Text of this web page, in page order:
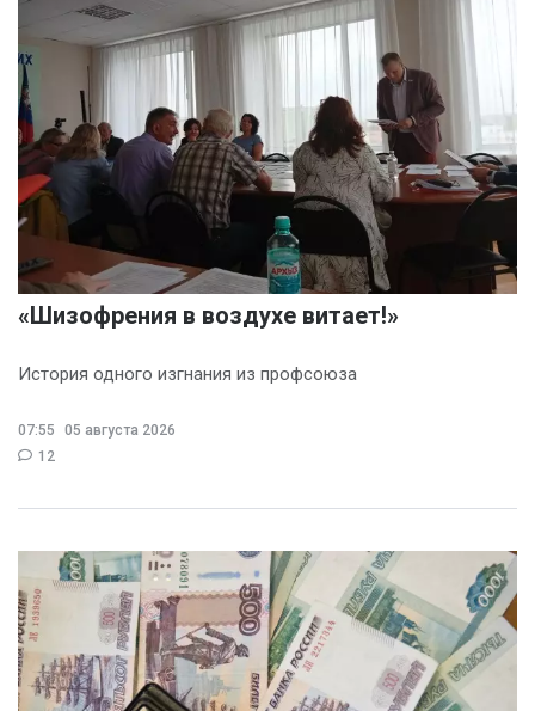
«Шизофрения в воздухе витает!»
История одного изгнания из профсоюза
07:55
05 августа 2026
12